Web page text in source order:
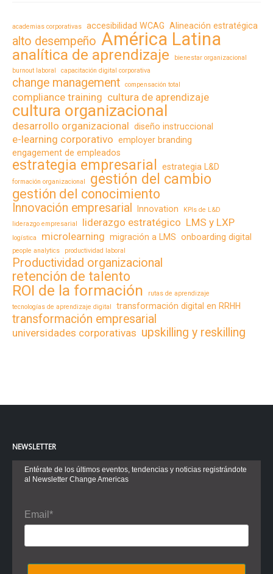
academias corporativas accesibilidad WCAG Alineación estratégica
alto desempeño América Latina
analítica de aprendizaje
bienestar organizacional
burnout laboral
capacitación digital corporativa
change management compensación total
compliance training cultura de aprendizaje
cultura organizacional
desarrollo organizacional diseño instruccional
e-learning corporativo employer branding
engagement de empleados
estrategia empresarial estrategia L&D
formación organizacional gestión del cambio
gestión del conocimiento
Innovación empresarial Innovation
KPIs de L&D
liderazgo empresarial
liderazgo estratégico LMS y LXP
logística microlearning migración a LMS onboarding digital
people analytics productividad laboral
Productividad organizacional
retención de talento
ROI de la formación
rutas de aprendizaje
tecnologías de aprendizaje digital
transformación digital en RRHH
transformación empresarial
universidades corporativas upskilling y reskilling
NEWSLETTER
Entérate de los últimos eventos, tendencias y noticias registrándote
al Newsletter Change Americas
Email*